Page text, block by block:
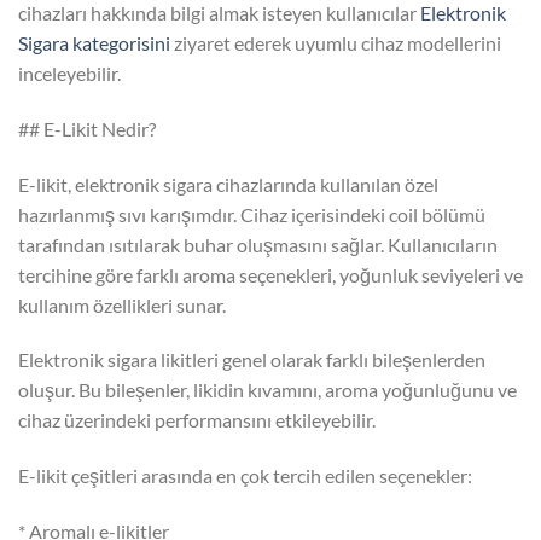
cihazları hakkında bilgi almak isteyen kullanıcılar Elektronik
Sigara kategorisini ziyaret ederek uyumlu cihaz modellerini
inceleyebilir.
## E-Likit Nedir?
E-likit, elektronik sigara cihazlarında kullanılan özel
hazırlanmış sıvı karışımdır. Cihaz içerisindeki coil bölümü
tarafından ısıtılarak buhar oluşmasını sağlar. Kullanıcıların
tercihine göre farklı aroma seçenekleri, yoğunluk seviyeleri ve
kullanım özellikleri sunar.
Elektronik sigara likitleri genel olarak farklı bileşenlerden
oluşur. Bu bileşenler, likidin kıvamını, aroma yoğunluğunu ve
cihaz üzerindeki performansını etkileyebilir.
E-likit çeşitleri arasında en çok tercih edilen seçenekler:
* Aromalı e-likitler